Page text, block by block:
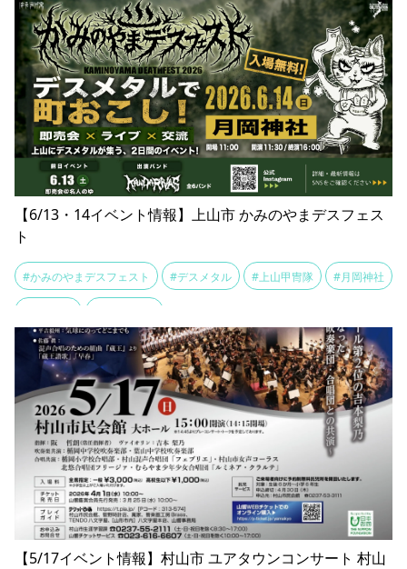
【6/13・14イベント情報】上山市 かみのやまデスフェス
ト
#かみのやまデスフェスト #デスメタル #上山甲冑隊 #月岡神社
【5/17イベント情報】村山市 ユアタウンコンサート 村山